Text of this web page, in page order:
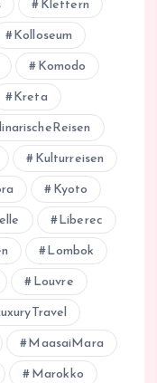
Klettern
Kolloseum
Komodo
Kreta
Kulturreisen
Kyoto
Liberec
Lombok
Louvre
MaasaiMara
Marokko